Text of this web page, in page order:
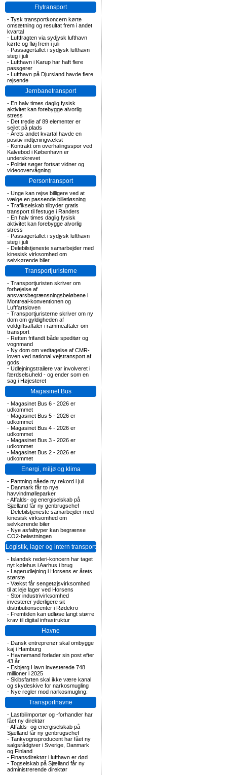
Flytransport
- Tysk transportkoncern kørte
omsætning og resultat frem i andet
kvartal
- Luftfragten via sydjysk lufthavn
kørte og fløj frem i juli
- Passagertallet i sydjysk lufthavn
steg i juli
- Lufthavn i Karup har haft flere
passgerer
- Lufthavn på Djursland havde flere
rejsende
Jernbanetransport
- En halv times daglig fysisk
aktivitet kan forebygge alvorlig
stress
- Det tredie af 89 elementer er
sejlet på plads
- Årets andet kvartal havde en
positiv indtjeningvækst
- Kontrakt om overhalingsspor ved
Kalvebod i København er
underskrevet
- Politiet søger fortsat vidner og
videoovervågning
Persontransport
- Unge kan rejse billigere ved at
vælge en passende billetløsning
- Trafikselskab tilbyder gratis
transport til festuge i Randers
- En halv times daglig fysisk
aktivitet kan forebygge alvorlig
stress
- Passagertallet i sydjysk lufthavn
steg i juli
- Delebilstjeneste samarbejder med
kinesisk virksomhed om
selvkørende biler
Transportjuristerne
- Transportjuristen skriver om
forhøjelse af
ansvarsbegrænsningsbeløbene i
Montreal-konventionen og
Luftfartsloven
- Transportjuristerne skriver om ny
dom om gyldigheden af
voldgiftsaftaler i rammeaftaler om
transport
- Retten frifandt både speditør og
vognmand
- Ny dom om vedtagelse af CMR-
loven ved national vejstransport af
gods
- Udlejningstrailere var involveret i
færdselsuheld - og ender som en
sag i Højesteret
Magasinet Bus
- Magasinet Bus 6 - 2026 er
udkommet
- Magasinet Bus 5 - 2026 er
udkommet
- Magasinet Bus 4 - 2026 er
udkommet
- Magasinet Bus 3 - 2026 er
udkommet
- Magasinet Bus 2 - 2026 er
udkommet
Energi, miljø og klima
- Pantning nåede ny rekord i juli
- Danmark får to nye
havvindmølleparker
-Affalds- og energiselskab på
Sjælland får ny genbrugschef
- Delebilstjeneste samarbejder med
kinesisk virksomhed om
selvkørende biler
- Nye asfalttyper kan begrænse
CO2-belastningen
Logistik, lager og intern transport
- Islandsk rederi-koncern har taget
nyt kølehus i Aarhus i brug
- Lagerudlejning i Horsens er årets
største
- Vækst får sengetøjsvirksomhed
til at leje lager ved Horsens
- Stor industrivirksomhed
investerer yderligere sit
distributionscenter i Rødekro
- Fremtiden kan udløse langt større
krav til digital infrastruktur
Havne
- Dansk entreprenør skal ombygge
kaj i Hamburg
- Havnemand forlader sin post efter
43 år
- Esbjerg Havn investerede 748
millioner i 2025
- Skibsfarten skal ikke være kanal
og skydeskive for narkosmugling
- Nye regler mod narkosmugling:
Transportnavne
- Lastbilimportør og -forhandler har
fået ny direktør
-Affalds- og energiselskab på
Sjælland får ny genbrugschef
- Tankvognsproducent har fået ny
salgsrådgiver i Sverige, Danmark
og Finland
- Finansdirektør i lufthavn er død
- Togselskab på Sjælland får ny
administrerende direktør